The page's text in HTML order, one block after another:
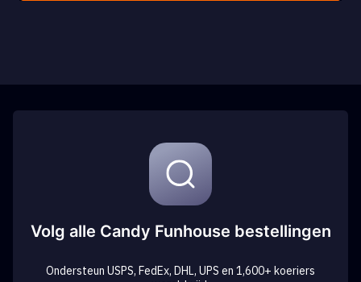
Volg alle Candy Funhouse bestellingen
Ondersteun USPS, FedEx, DHL, UPS en 1,600+ koeriers